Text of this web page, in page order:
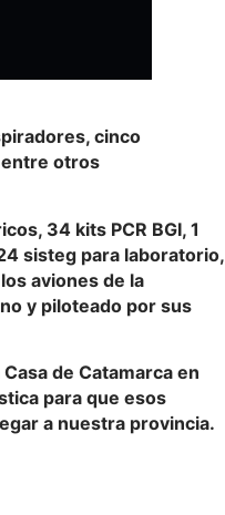
cinco
otros
34 kits PCR BGI, 1
sisteg para laboratorio,
aviones de la
y piloteado por sus
de Catamarca en
para que esos
a nuestra provincia.